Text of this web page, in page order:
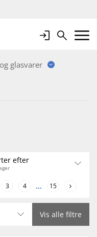
LoginSearchMobile
glasvarer
efter
3 4 ... 15
Vis alle filtre